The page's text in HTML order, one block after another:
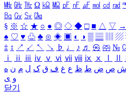
㎒ ㎓ ㎔ Ω ㏀ ㏁ ㎊ ㎋ ㎌ ㏖ ㏅ ㎭
㏃ ㏉ ㏜ ㏆
§ ※ ☆ ★ ○ ● ◎ ◇ ◆ □ ■ △ ▽ →
♠ ♡ ♥ ♧ ♣ ⊙ ◈ ▣ ◐ ◑ ▒ ▤ ▨
‡ ↕ ↗ ↙ ↖ ↘ ♭ ♩ ♪ ♬ ㉿ ㈜ №
ⅰ
ⅱ ⅲ ⅳ ⅴ ⅵ ⅶ ⅷ ⅸ ⅹ
ش ص ض ط ظ ع غ ف ق ک ل م ن ه
و ی
닫기